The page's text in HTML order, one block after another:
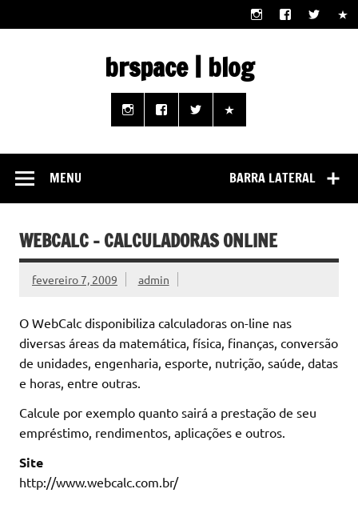
content
brspace | blog
Descubra como a tecnologia pode melhorar sua vida |
Junte-se a nós rumo a um futuro em que o útil e prático
estão ao seu alcance!
BARRA LATERAL
MENU
WEBCALC – CALCULADORAS ONLINE
fevereiro 7, 2009 admin
O WebCalc disponibiliza calculadoras on-line nas
diversas áreas da matemática, física, finanças, conversão
de unidades, engenharia, esporte, nutrição, saúde, datas
e horas, entre outras.
Calcule por exemplo quanto sairá a prestação de seu
empréstimo, rendimentos, aplicações e outros.
Site
http://www.webcalc.com.br/